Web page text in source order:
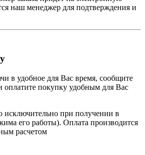
наш менеджер для подтверждения и
в удобное для Вас время, сообщите
оплатите покупку удобным для Вас
исключительно при получении в
его работы). Оплата производится
расчетом